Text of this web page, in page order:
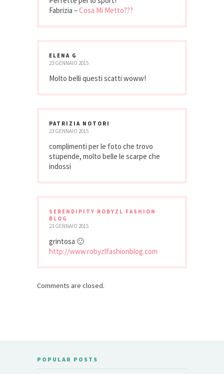
Fabrizia –Cosa Mi Metto???
ELENA G
23 GENNAIO 2015
Molto belli questi scatti woww!
PATRIZIA NOTORI
23 GENNAIO 2015
complimenti per le foto che trovo
stupende, molto belle le scarpe che
indossi
SERENDIPITY ROBYZL FASHION
BLOG
23 GENNAIO 2015
grintosa 🙂
http://www.robyzlfashionblog.com
Comments are closed.
POPULAR POSTS